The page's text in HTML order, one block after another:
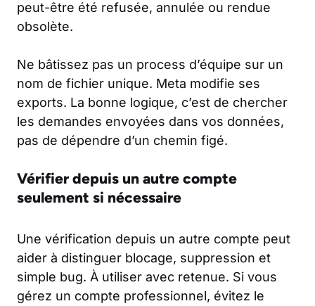
peut-être été refusée, annulée ou rendue
obsolète.
Ne bâtissez pas un process d’équipe sur un
nom de fichier unique. Meta modifie ses
exports. La bonne logique, c’est de chercher
les demandes envoyées dans vos données,
pas de dépendre d’un chemin figé.
Vérifier depuis un autre compte
seulement si nécessaire
Une vérification depuis un autre compte peut
aider à distinguer blocage, suppression et
simple bug. À utiliser avec retenue. Si vous
gérez un compte professionnel, évitez le